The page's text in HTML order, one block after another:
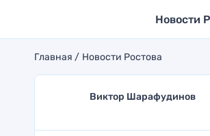
Новости
Главная Новости Ростова
Виктор Шарафудинов